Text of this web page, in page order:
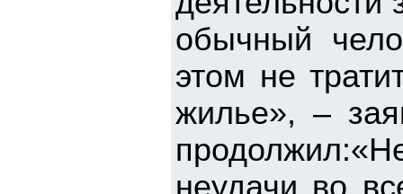
обычный
этом не
жилье», –